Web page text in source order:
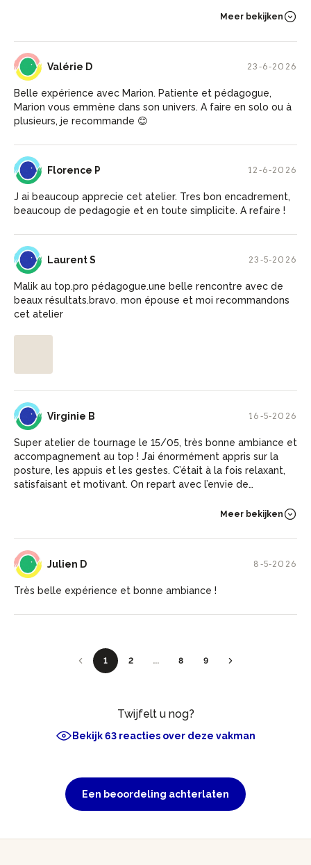
Meer bekijken
VD Valérie D 23-6-2026
Belle expérience avec Marion. Patiente et pédagogue,
Marion vous emmène dans son univers. A faire en solo ou à
plusieurs, je recommande 😊
FP Florence P 12-6-2026
J ai beaucoup apprecie cet atelier. Tres bon encadrement,
beaucoup de pedagogie et en toute simplicite. A refaire !
LS Laurent S 23-5-2026
Malik au top.pro pédagogue.une belle rencontre avec de
beaux résultats.bravo. mon épouse et moi recommandons
cet atelier
VB Virginie B 16-5-2026
Super atelier de tournage le 15/05, très bonne ambiance et
accompagnement au top ! J’ai énormément appris sur la
posture, les appuis et les gestes. C’était à la fois relaxant,
satisfaisant et motivant. On repart avec l’envie de
patience, sa pédagogie et sa bonne humeur. Virginie
Meer bekijken
JD Julien D 8-5-2026
Très belle expérience et bonne ambiance !
1 2 ... 8 9
Twijfelt u nog?
Bekijk 63 reacties over deze vakman
Een beoordeling achterlaten